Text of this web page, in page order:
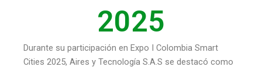
2025
Durante su participación en Expo I Colombia Smart
Cities 2025, Aires y Tecnología S.A.S se destacó como